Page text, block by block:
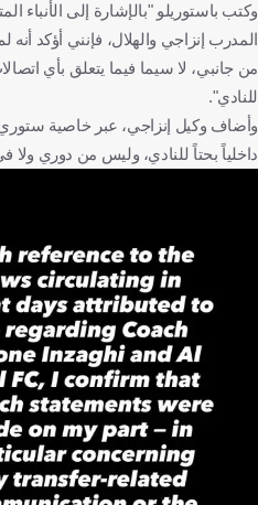
وكتب باستوريلو "بالإشارة إلى الأنباء
المدرب إنزاجي والهلال، فإنني أؤكد
من جانبي، لا سيما فيما يتعلق بأي
للنادي".
وأضاف وكيل إنزاجي، عبر خاصية ستوري
داخلياً بحتاً للنادي، وليس من دوري ولا